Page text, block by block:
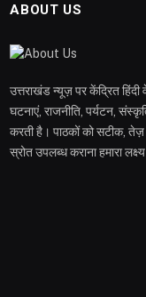
ABOUT US
उत्तराखंड न्यूज़ पर केंद्रित
घटनाएं, राजनीति, पर्यटन,
करती है। पाठकों को सटीक, तेज़
स्रोत उपलब्ध कराना हमारा